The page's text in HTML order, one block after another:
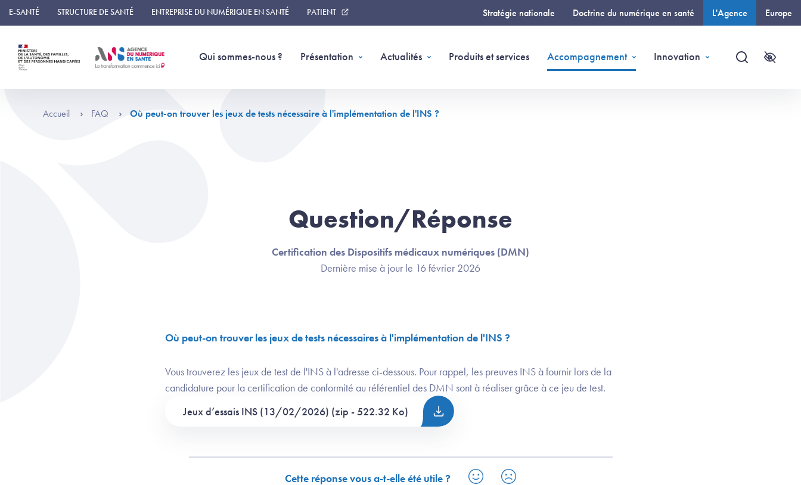
Panneau de gestion des cookies
E-SANTÉ STRUCTURE DE SANTÉ ENTREPRISE DU NUMÉRIQUE EN SANTÉ PATIENT Stratégie nationale Doctrine du numérique en santé L'Agence Europe
Qui sommes-nous ? Présentation Actualités Produits et services Accompagnement Innovation
Recherche
Accueil FAQ Où peut-on trouver les jeux de tests nécessaire à l'implémentation de l'INS ?
Question/Réponse
Certification des Dispositifs médicaux numériques (DMN)
Dernière mise à jour le 16 février 2026
Où peut-on trouver les jeux de tests nécessaires à l'implémentation de l'INS ?
Vous trouverez les jeux de test de l'INS à l'adresse ci-dessous. Pour rappel, les preuves INS à fournir lors de la
candidature pour la certification de conformité au référentiel des DMN sont à réaliser grâce à ce jeu de test.
Jeux d’essais INS (13/02/2026) (zip - 522.32 Ko)
Cette réponse vous a-t-elle été utile ?